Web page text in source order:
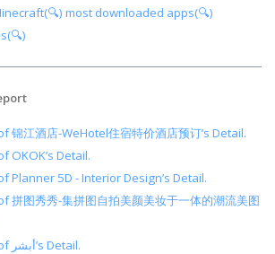
most downloaded apps(🔍)
锦江酒店-WeHotel住宿特价酒店预订’s Detail.
OKOK’s Detail.
Planner 5D - Interior Design’s Detail.
拼图秀秀-集拼图自拍美颜美妆于一体的潮流美图
The Analytics of أبشر’s Detail.